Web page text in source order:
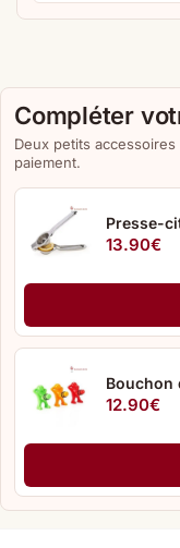
Compléter
Deux petits
paiement.
Presse-
13.90€
Bouchon
12.90€